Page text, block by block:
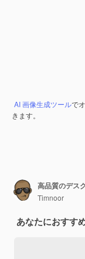
AI 画像生成ツールで
きます。
高品質のデス
Timnoor
あなたにおすす